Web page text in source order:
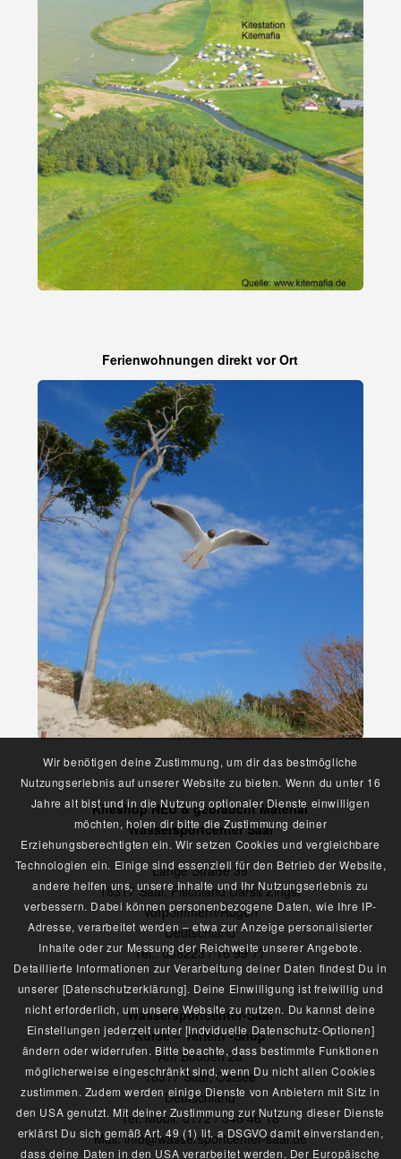
Ferienwohnungen direkt vor Ort
Kiteshop NEU & gebraucht Material
Wassersportcenter Saal
Lange Straße 39
18317 Saal, Fischland Darss Zingst
Vorpommern/Rügen
Deutschland
Tel.: 038223 / 16 99 77
Wassersportcenter-Saal
Kurse – Verleih -Shop
Am Bodden 2a
18317 Saal, Ostsee
Deutschland
Tel. Mobil: 0172 / 348 46 18
Mail: info@wassersportcenter-saal.de
Wir benötigen deine Zustimmung, um dir das bestmögliche
Nutzungserlebnis auf unserer Website zu bieten. Wenn du unter 16
Jahre alt bist und in die Nutzung optionaler Dienste einwilligen
möchten, holen dir bitte die Zustimmung deiner
Erziehungsberechtigten ein. Wir setzen Cookies und vergleichbare
Technologien ein. Einige sind essenziell für den Betrieb der Website,
andere helfen uns, unsere Inhalte und Ihr Nutzungserlebnis zu
verbessern. Dabei können personenbezogene Daten, wie Ihre IP-
Adresse, verarbeitet werden – etwa zur Anzeige personalisierter
Inhalte oder zur Messung der Reichweite unserer Angebote.
Detaillierte Informationen zur Verarbeitung deiner Daten findest Du in
unserer [Datenschutzerklärung]. Deine Einwilligung ist freiwillig und
nicht erforderlich, um unsere Website zu nutzen. Du kannst deine
Einstellungen jederzeit unter [Indviduelle Datenschutz-Optionen]
ändern oder widerrufen. Bitte beachte, dass bestimmte Funktionen
möglicherweise eingeschränkt sind, wenn Du nicht allen Cookies
zustimmen. Zudem werden einige Dienste von Anbietern mit Sitz in
den USA genutzt. Mit deiner Zustimmung zur Nutzung dieser Dienste
erklärst Du sich gemäß Art. 49 (1) lit. a DSGVO damit einverstanden,
dass deine Daten in den USA verarbeitet werden. Der Europäische